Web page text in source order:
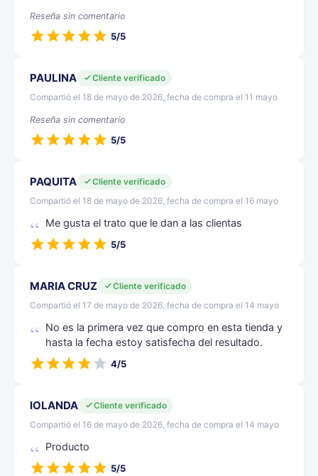
Reseña sin comentario
5/5
PAULINA
Cliente verificado
Compartió el 18 de mayo de 2026, fecha de compra el 11 mayo
Reseña sin comentario
5/5
PAQUITA
Cliente verificado
Compartió el 18 de mayo de 2026, fecha de compra el 16 mayo
Me gusta el trato que le dan a las clientas
5/5
MARIA CRUZ
Cliente verificado
Compartió el 17 de mayo de 2026, fecha de compra el 14 mayo
No es la primera vez que compro en esta tienda y
hasta la fecha estoy satisfecha del resultado.
4/5
IOLANDA
Cliente verificado
Compartió el 16 de mayo de 2026, fecha de compra el 14 mayo
Producto
5/5